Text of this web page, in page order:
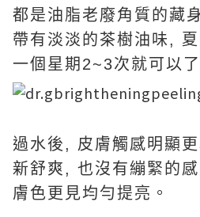
都是油脂老廢角質的藏
帶有淡淡的茶樹油味,
一個星期2~3次就可以
過水後, 皮膚觸感明顯
新舒爽, 也沒有繃緊的
膚色更見均勻提亮。